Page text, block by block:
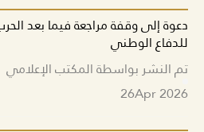
دعوة إلى وقفة مراجعة فيما بعد
للدفاع الوطني
تم النشر بواسطة المكتب الإعلامي
Apr 2026
26